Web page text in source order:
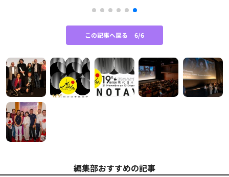
この記事へ戻る 6/6
編集部おすすめの記事